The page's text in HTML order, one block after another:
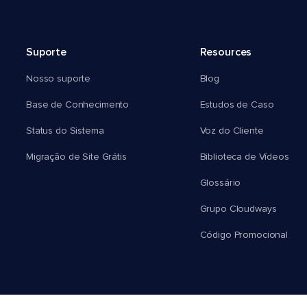
Suporte
Nosso suporte
Base de Conhecimento
Status do Sistema
Migração de Site Grátis
Resources
Blog
Estudos de Caso
Voz do Cliente
Biblioteca de Vídeos
Glossário
Grupo Cloudways
Código Promocional